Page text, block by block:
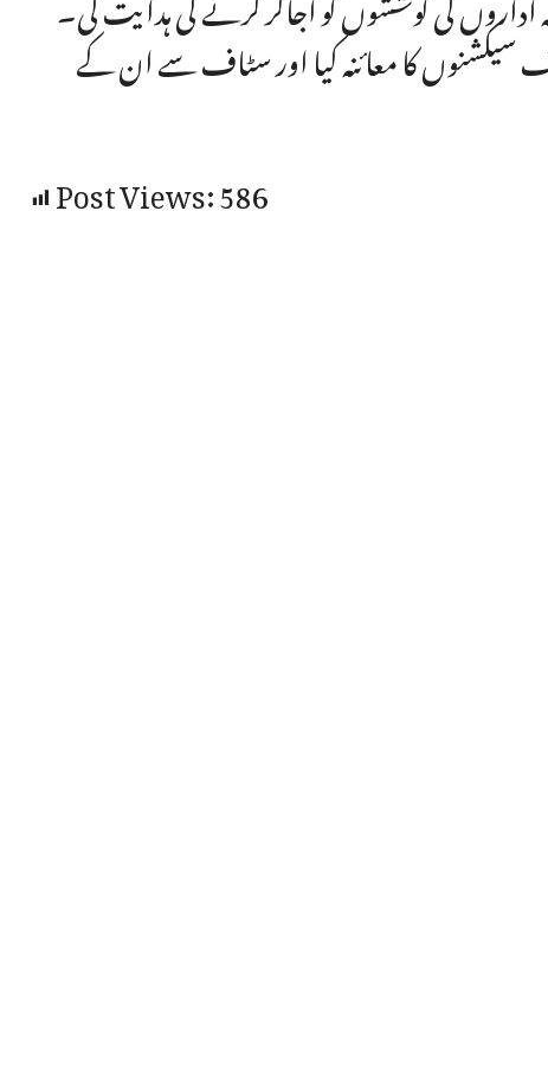
سیکشنوں کا معائنہ کیا اور سٹاف سے ان کے
Post Views:586